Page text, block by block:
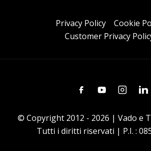
Privacy Policy
Cookie
Customer Privacy
FacebookYoutubeInstagram
© Copyright 2012 - 2026 | Vado e
Tutti i diritti riservati | P.I. :